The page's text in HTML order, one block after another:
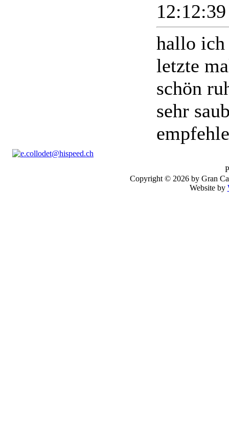
hallo ich
letzte
schön
sehr
Copyright © 2026 by Gran
Website by